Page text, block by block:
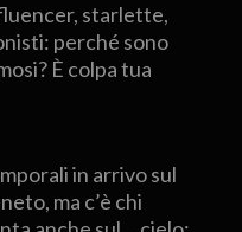
starlette,
perché sono
È colpa tua
in arrivo sul
ma c’è chi